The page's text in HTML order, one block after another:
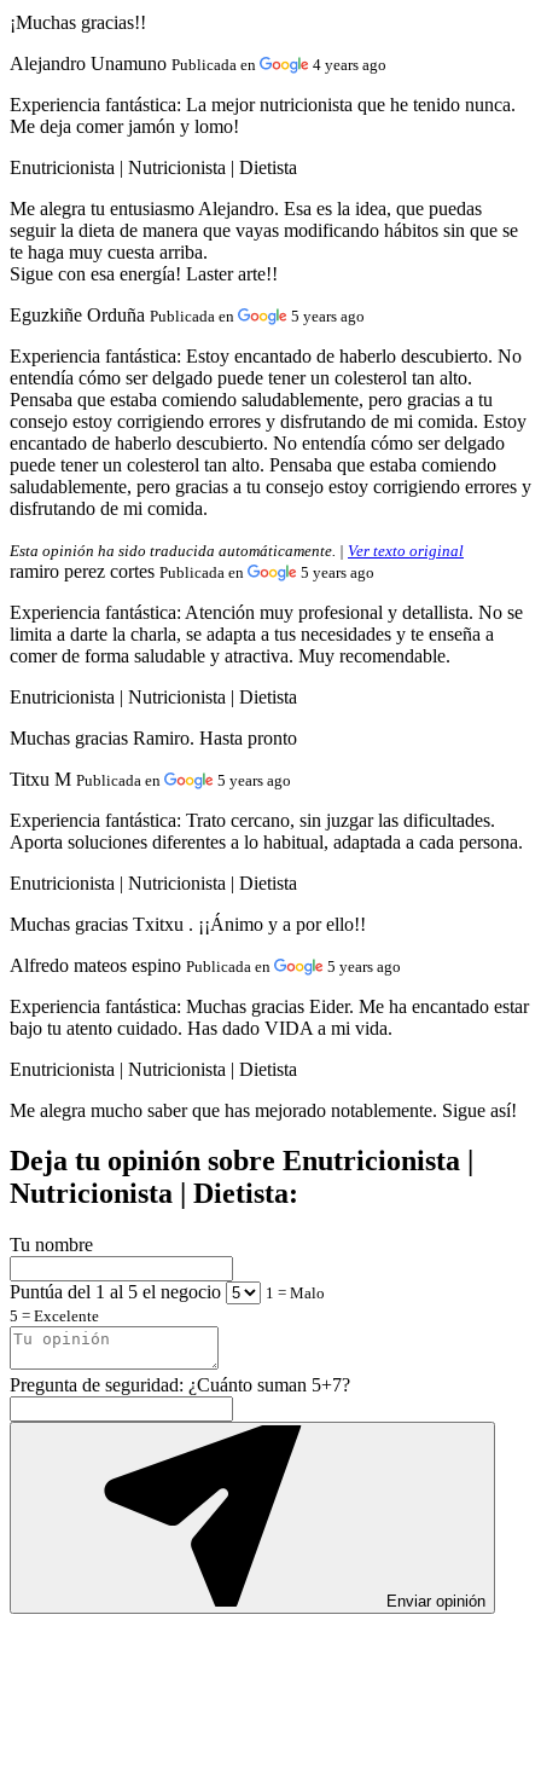
¡Muchas gracias!!
Alejandro Unamuno Publicada en 4 years ago
Experiencia fantástica: La mejor nutricionista que he tenido nunca.
Me deja comer jamón y lomo!
Enutricionista | Nutricionista | Dietista
Me alegra tu entusiasmo Alejandro. Esa es la idea, que puedas
seguir la dieta de manera que vayas modificando hábitos sin que se
te haga muy cuesta arriba.
Sigue con esa energía! Laster arte!!
Eguzkiñe Orduña Publicada en 5 years ago
Experiencia fantástica: Estoy encantado de haberlo descubierto. No
entendía cómo ser delgado puede tener un colesterol tan alto.
Pensaba que estaba comiendo saludablemente, pero gracias a tu
consejo estoy corrigiendo errores y disfrutando de mi comida. Estoy
encantado de haberlo descubierto. No entendía cómo ser delgado
puede tener un colesterol tan alto. Pensaba que estaba comiendo
saludablemente, pero gracias a tu consejo estoy corrigiendo errores y
disfrutando de mi comida.
Esta opinión ha sido traducida automáticamente. | Ver texto original
ramiro perez cortes Publicada en 5 years ago
Experiencia fantástica: Atención muy profesional y detallista. No se
limita a darte la charla, se adapta a tus necesidades y te enseña a
comer de forma saludable y atractiva. Muy recomendable.
Enutricionista | Nutricionista | Dietista
Muchas gracias Ramiro. Hasta pronto
Titxu M Publicada en 5 years ago
Experiencia fantástica: Trato cercano, sin juzgar las dificultades.
Aporta soluciones diferentes a lo habitual, adaptada a cada persona.
Enutricionista | Nutricionista | Dietista
Muchas gracias Txitxu . ¡¡Ánimo y a por ello!!
Alfredo mateos espino Publicada en 5 years ago
Experiencia fantástica: Muchas gracias Eider. Me ha encantado estar
bajo tu atento cuidado. Has dado VIDA a mi vida.
Enutricionista | Nutricionista | Dietista
Me alegra mucho saber que has mejorado notablemente. Sigue así!
Deja tu opinión sobre Enutricionista |
Nutricionista | Dietista:
Tu nombre
Puntúa del 1 al 5 el negocio
1 = Malo
5 = Excelente
Pregunta de seguridad: ¿Cuánto suman 5+7?
Enviar opinión